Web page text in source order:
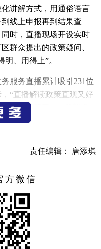
讲解方式，用通俗语言
线上申报再到结果查
时，直播现场开设实时
群众提出的政策疑问、
、用得上”。
服务直播累计吸引231位
“直播解读政策直观又好
，太方便了。”“希望多
际困惑。”
办成一件事”改革的具体
相关部门常态化开展各
宣传渠道，优化服务体
播办事不用等”，让政务
企业群众的办事体验
责任编辑： 唐添琪
方微信